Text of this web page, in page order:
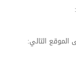
الموقع التالي: